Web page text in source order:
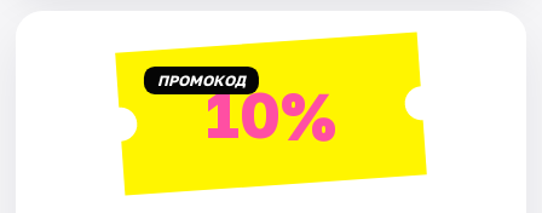
ПРОМОКОД10%